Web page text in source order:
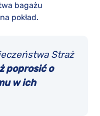
bagażu
pokład.
Straż
poprosić o
w ich